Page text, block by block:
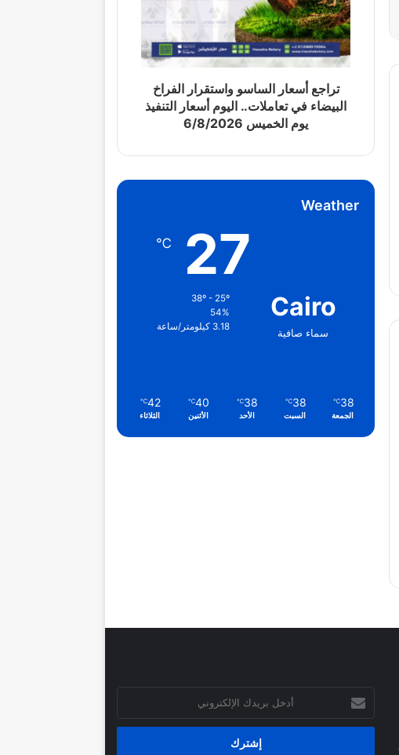
تراجع أسعار الساسو واستقرار الفراخ
البيضاء في تعاملات.. اليوم أسعار التنفيذ
يوم الخميس 6/8/2026
Weather
Cairo
سماء صافية
27
℃
38º - 25º
54%
3.18 كيلومتر/ساعة
38
℃
الجمعة
38
℃
السبت
38
℃
الأحد
40
℃
الأثنين
42
℃
الثلاثاء
بريدك
الإلكتروني